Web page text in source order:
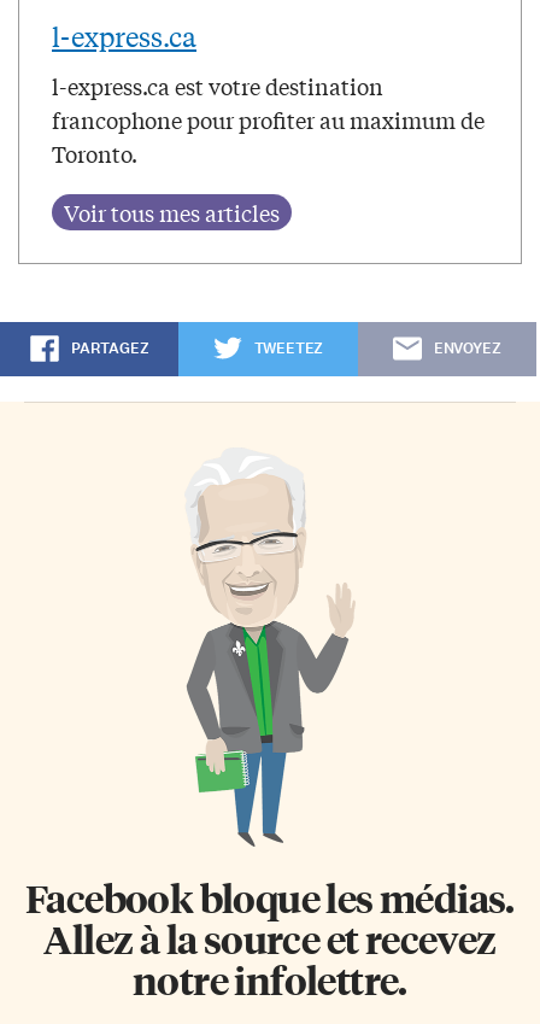
l-express.ca
l-express.ca est votre destination
francophone pour profiter au maximum de
Toronto.
PARTAGEZ TWEETEZ ENVOYEZ
Facebook bloque les médias.
Allez à la source et recevez
notre infolettre.